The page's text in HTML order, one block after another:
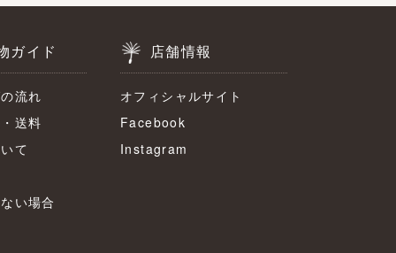
ガイド
流れ
送料
て
い場合
店舗情報
オフィシャルサイト
Facebook
Instagram